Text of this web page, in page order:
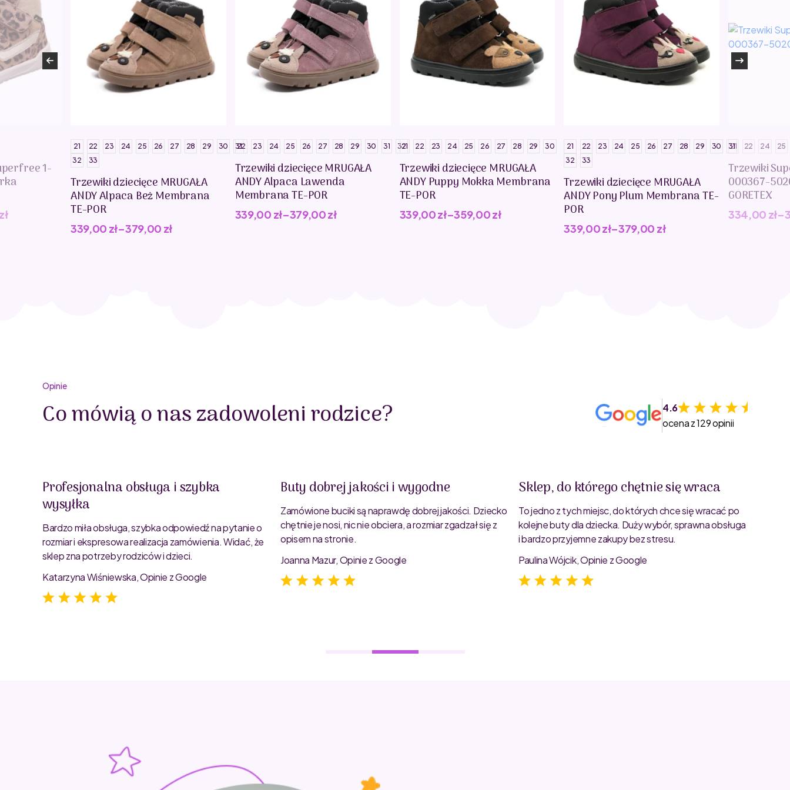
1-
21 22 23 24 25 26 27 28 29 30
31
32
33
Trzewiki dziecięce MRUGAŁA
ANDY Alpaca Beż Membrana
TE-POR
339,00 zł–379,00 zł
22 23 24 25 26 27 28 29 30 31 32
Trzewiki dziecięce MRUGAŁA
ANDY Alpaca Lawenda
Membrana TE-POR
339,00 zł–379,00zł
21 22 23 24 25 26 27 28 29 30
Trzewiki dziecięce MRUGAŁA
ANDY Puppy Mokka Membrana
TE-POR
339,00zł–359,00zł
21 22 23 24 25 26 27 28 29 30
31
32
33
Trzewiki dziecięce MRUGAŁA
ANDY Pony Plum Membrana TE-
POR
339,00zł–379,00 zł
21 22 24 25
Trzewiki
000367-
GORETEX
334,00 zł–
Opinie
Co mówią o nas zadowoleni rodzice?
4.6
ocena z 129 opinii
Profesjonalna obsługa i szybka
wysyłka
Bardzo miła obsługa, szybka odpowiedź na pytanie o
rozmiar i ekspresowa realizacja zamówienia. Widać, że
sklep zna potrzeby rodziców i dzieci.
Katarzyna Wiśniewska, Opinie z Google
Buty dobrej jakości i wygodne
Zamówione buciki są naprawdę dobrej jakości. Dziecko
chętnie je nosi, nic nie obciera, a rozmiar zgadzał się z
opisem na stronie.
Joanna Mazur, Opinie z Google
Sklep, do którego chętnie się wraca
To jedno z tych miejsc, do których chce się wracać po
kolejne buty dla dziecka. Duży wybór, sprawna obsługa
i bardzo przyjemne zakupy bez stresu.
Paulina Wójcik, Opinie z Google